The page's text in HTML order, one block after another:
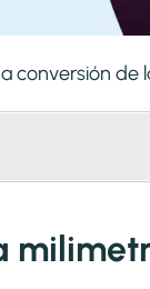
conversión de